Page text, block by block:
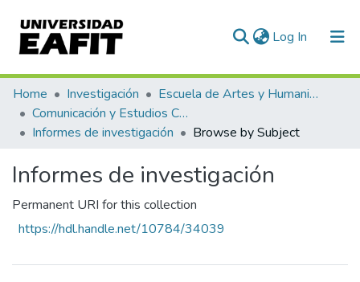
Log In (current)
Communities & Collections
All of DSpace
Home Investigación
Escuela de Artes y Humanidades
Comunicación y Estudios Culturales
Informes de investigación
Browse by Subject
Informes de investigación
Permanent URI for this collection
https://hdl.handle.net/10784/34039